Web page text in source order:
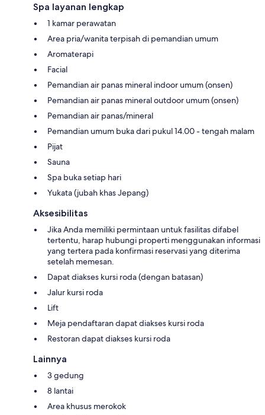
Spa layanan lengkap
1 kamar perawatan
Area pria/wanita terpisah di pemandian umum
Aromaterapi
Facial
Pemandian air panas mineral indoor umum (onsen)
Pemandian air panas mineral outdoor umum (onsen)
Pemandian air panas/mineral
Pemandian umum buka dari pukul 14.00 - tengah malam
Pijat
Sauna
Spa buka setiap hari
Yukata (jubah khas Jepang)
Aksesibilitas
Jika Anda memiliki permintaan untuk fasilitas difabel
tertentu, harap hubungi properti menggunakan informasi
yang tertera pada konfirmasi reservasi yang diterima
setelah memesan.
Dapat diakses kursi roda (dengan batasan)
Jalur kursi roda
Lift
Meja pendaftaran dapat diakses kursi roda
Restoran dapat diakses kursi roda
Lainnya
3 gedung
8 lantai
Area khusus merokok